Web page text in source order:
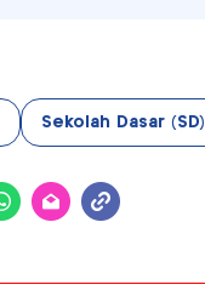
Sekolah Dasar (SD)